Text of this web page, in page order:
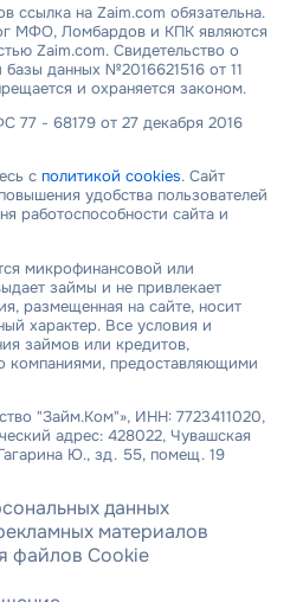
ссылка на Zaim.com обязательна.
МФО, Ломбардов и КПК являются
Zaim.com. Свидетельство о
данных №2016621516 от 11
и охраняется законом.
- 68179 от 27 декабря 2016
с политикой cookies. Сайт
удобства пользователей
работоспособности сайта и
микрофинансовой или
займы и не привлекает
размещенная на сайте, носит
характер. Все условия и
займов или кредитов,
компаниями, предоставляющими
"Займ.Ком"», ИНН: 7723411020,
адрес: 428022, Чувашская
Ю., зд. 55, помещ. 19
данных
материалов
файлов Cookie